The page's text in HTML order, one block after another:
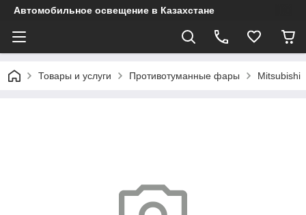
Автомобильное освещение в Казахстане
Товары и услуги Противотуманные фары Mitsubishi